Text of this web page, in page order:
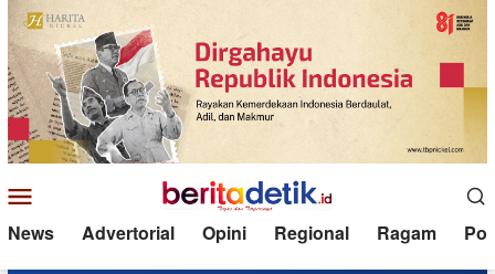
Loncat
ke
konten
Mobile
News Advertorial Opini Regional Ragam